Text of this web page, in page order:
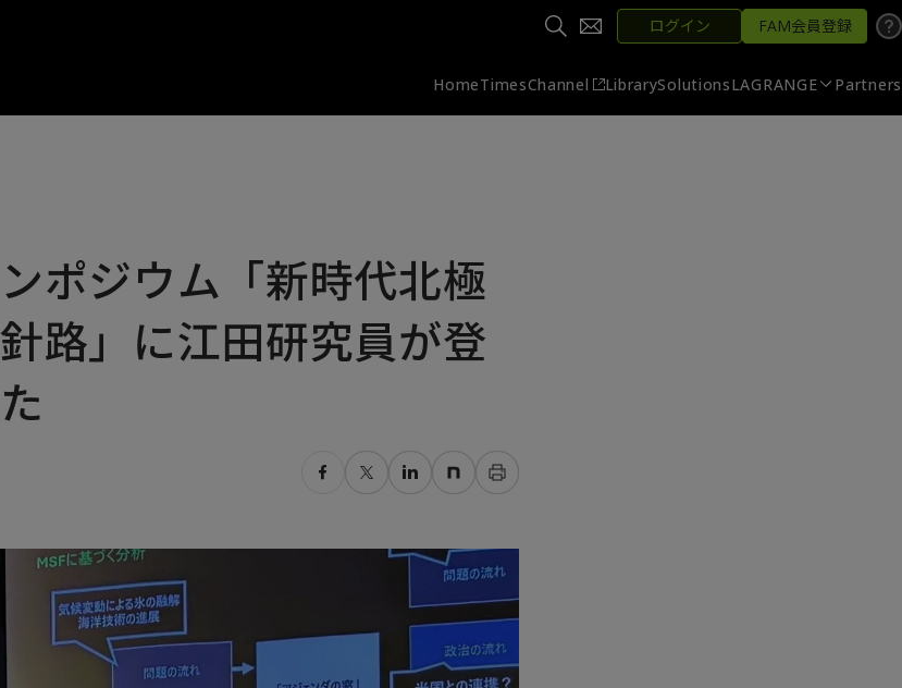
ログイン FAM会員登録
HomeTimesChannel LibrarySolutionsLAGRANGE Partners
ポジウム「新時代北極
路」に江田研究員が登